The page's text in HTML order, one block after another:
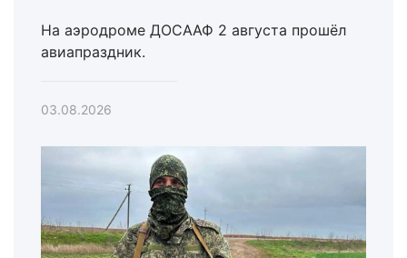
На аэродроме ДОСААФ 2 августа прошёл
авиапраздник.
03.08.2026